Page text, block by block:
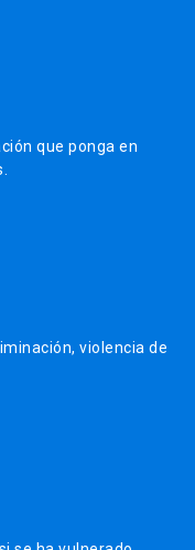
que ponga en
violencia de